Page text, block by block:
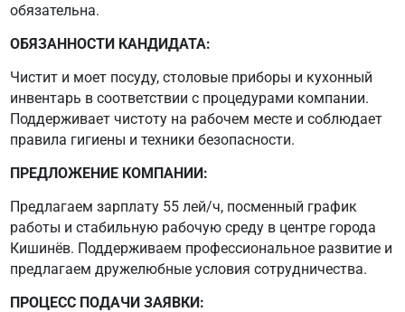
обязательна.
ОБЯЗАННОСТИ КАНДИДАТА:
Чистит и моет посуду, столовые приборы и кухонный
инвентарь в соответствии с процедурами компании.
Поддерживает чистоту на рабочем месте и соблюдает
правила гигиены и техники безопасности.
ПРЕДЛОЖЕНИЕ КОМПАНИИ:
Предлагаем зарплату 55 лей/ч, посменный график
работы и стабильную рабочую среду в центре города
Кишинёв. Поддерживаем профессиональное развитие и
предлагаем дружелюбные условия сотрудничества.
ПРОЦЕСС ПОДАЧИ ЗАЯВКИ: